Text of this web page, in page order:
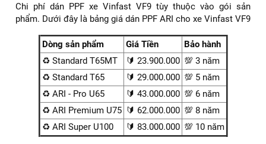
ARI PPF VIỆT NAM mang đến dịch vụ dán PPF ARI với mức
giá cạnh tranh
Đặc biệt, đối với dòng xe Vinfast VF9, ARI PPF VIỆT NAM
mang đến dịch vụ dán PPF ARI với mức giá cạnh tranh, tùy
theo gói dịch vụ và nhu cầu cụ thể của quý khách. Việc đầu
tư vào PPF không chỉ giúp bảo quản xe mà còn là việc bảo
vệ giá trị lâu dài cho chính quý khách.